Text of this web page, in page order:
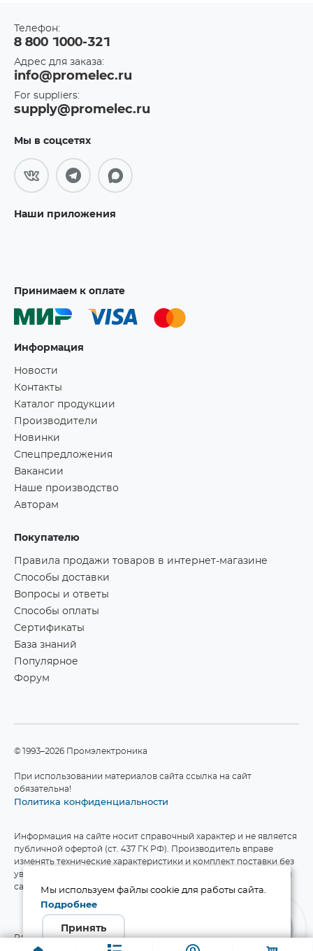
Телефон:
8 800 1000-321
Адрес для заказа:
info@promelec.ru
For suppliers:
supply@promelec.ru
Мы в соцсетях
Наши приложения
Принимаем к оплате
Информация
Новости
Контакты
Каталог продукции
Производители
Новинки
Спецпредложения
Вакансии
Наше производство
Авторам
Покупателю
Правила продажи товаров в интернет-магазине
Способы доставки
Вопросы и ответы
Способы оплаты
Сертификаты
База знаний
Популярное
Форум
©1993–2026 Промэлектроника
При использовании материалов сайта ссылка на сайт
обязательна!
Политика конфиденциальности
Информация на сайте носит справочный характер и не является
публичной офертой (ст. 437 ГК РФ). Производитель вправе
изменять технические характеристики и комплект поставки без
уведомления. Актуальные данные приведены на официальном
сайте производителя.
Разработка сайта
Мы используем файлы cookie для работы сайта.
Подробнее
Принять